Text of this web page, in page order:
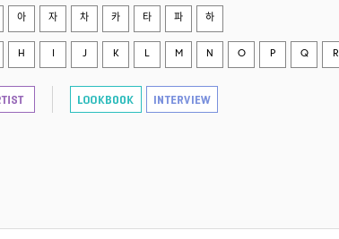
아 자 차 카 타 파 하
H J K L M N O P Q R